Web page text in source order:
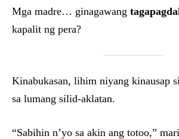
Mga madre… ginagawang
kapalit ng pera?
Kinabukasan, lihim niyang kinausap
sa lumang silid-aklatan.
“Sabihin n’yo sa akin ang totoo,”